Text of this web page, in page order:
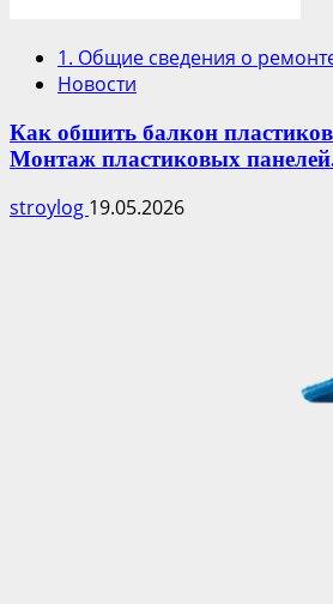
1. Общие сведения о
Новости
Как обшить балкон
Монтаж пластиковых
stroylog 19.05.2026